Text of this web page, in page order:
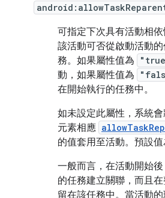
可指定下次具有活動相
該活動可否從啟動活動
務。如果屬性值為
動，如果屬性值為
在開始執行的任務中。
如未設定此屬性，系統
元素相應
的值套用至活動。預設值
一般而言，在活動開始
的任務建立關聯，而且
留在該任務中。當活動